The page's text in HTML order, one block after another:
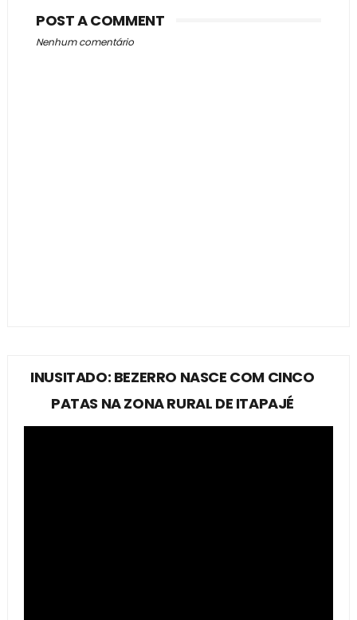
POST A COMMENT
Nenhum comentário
INUSITADO: BEZERRO NASCE COM CINCO
PATAS NA ZONA RURAL DE ITAPAJÉ